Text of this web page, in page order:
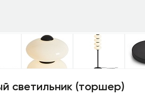
светильник (торшер)